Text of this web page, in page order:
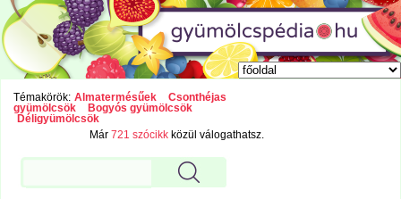
Témakörök: Almatermésűek
Csonthéjas
gyümölcsök
Bogyós gyümölcsök
Déligyümölcsök
Már721 szócikk közül válogathatsz.